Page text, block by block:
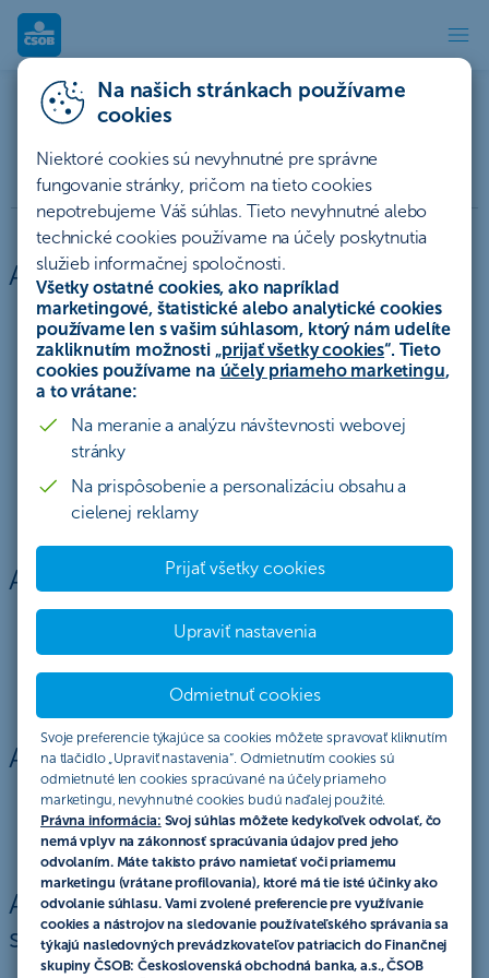
Na našich stránkach používame
cookies
Niektoré cookies sú nevyhnutné pre správne
fungovanie stránky, pričom na tieto cookies
nepotrebujeme Váš súhlas. Tieto nevyhnutné alebo
technické cookies používame na účely poskytnutia
služieb informačnej spoločnosti.
Všetky ostatné cookies, ako napríklad
marketingové, štatistické alebo analytické cookies
používame len s vašim súhlasom, ktorý nám udelíte
zakliknutím možnosti „prijať všetky cookies“. Tieto
cookies používame na účely priameho marketingu,
a to vrátane:
Na meranie a analýzu návštevnosti webovej
stránky
Na prispôsobenie a personalizáciu obsahu a
cielenej reklamy
Prijať všetky cookies
Upraviť nastavenia
Odmietnuť cookies
Svoje preferencie týkajúce sa cookies môžete spravovať kliknutím
na tlačidlo „Upraviť nastavenia“. Odmietnutím cookies sú
odmietnuté len cookies spracúvané na účely priameho
marketingu, nevyhnutné cookies budú naďalej použité.
Právna informácia: Svoj súhlas môžete kedykoľvek odvolať, čo
nemá vplyv na zákonnosť spracúvania údajov pred jeho
odvolaním. Máte takisto právo namietať voči priamemu
marketingu (vrátane profilovania), ktoré má tie isté účinky ako
odvolanie súhlasu. Vami zvolené preferencie pre využívanie
cookies a nástrojov na sledovanie používateľského správania sa
týkajú nasledovných prevádzkovateľov patriacich do Finančnej
skupiny ČSOB: Československá obchodná banka, a.s., ČSOB
Archív dokumentov
Archív dokumentov
Archív dokumentov
VOP
Úvery
Účty
Platobné karty
Elektronické bankovníctvo
Iné dokumenty
Archív sadzobníkov poplatkov
Podnikatelia a právnické osoby
Korporátna klientela a finančné inštitúcie
Archív úrokových sadzieb
Fyzické osoby
Podnikatelia a právnické osoby
Archív dokumentov stavebného
sporenia